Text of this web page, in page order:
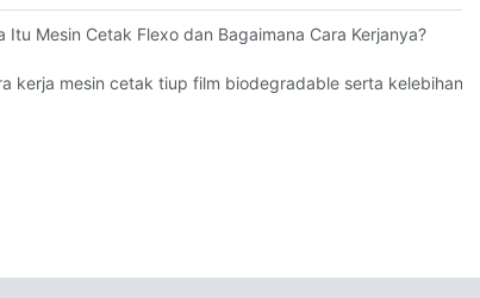
bagaimana cara mengatasi masalah ketebalan film yang
Itu Mesin Cetak Flexo dan Bagaimana Cara Kerjanya?
Produksi Film Berkualitas Tinggi
kerja mesin cetak tiup film biodegradable serta kelebihan